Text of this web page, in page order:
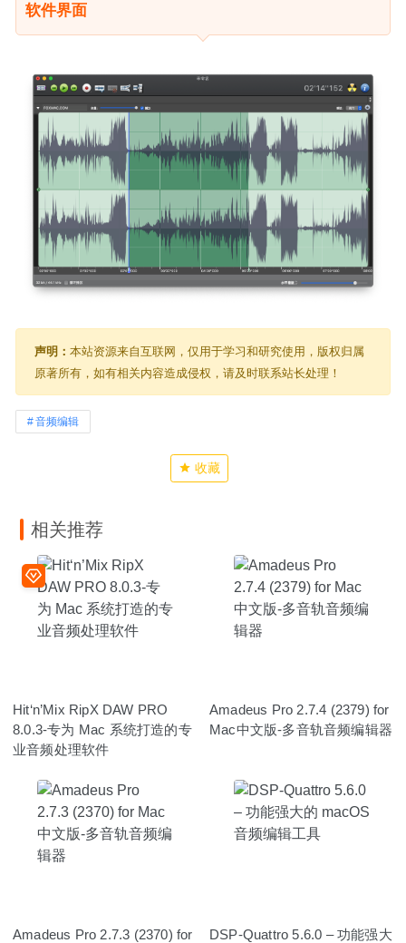
软件界面
声明： 本站资源来自互联网，仅用于学习和研究使用，版权归属
原著所有，如有相关内容造成侵权，请及时联系站长处理！
音频编辑
收藏
相关推荐
Hit‘n’Mix RipX DAW PRO
8.0.3-专为 Mac 系统打造的专
业音频处理软件
Amadeus Pro 2.7.4 (2379) for
Mac中文版-多音轨音频编辑器
Amadeus Pro 2.7.3 (2370) for
DSP-Quattro 5.6.0 – 功能强大